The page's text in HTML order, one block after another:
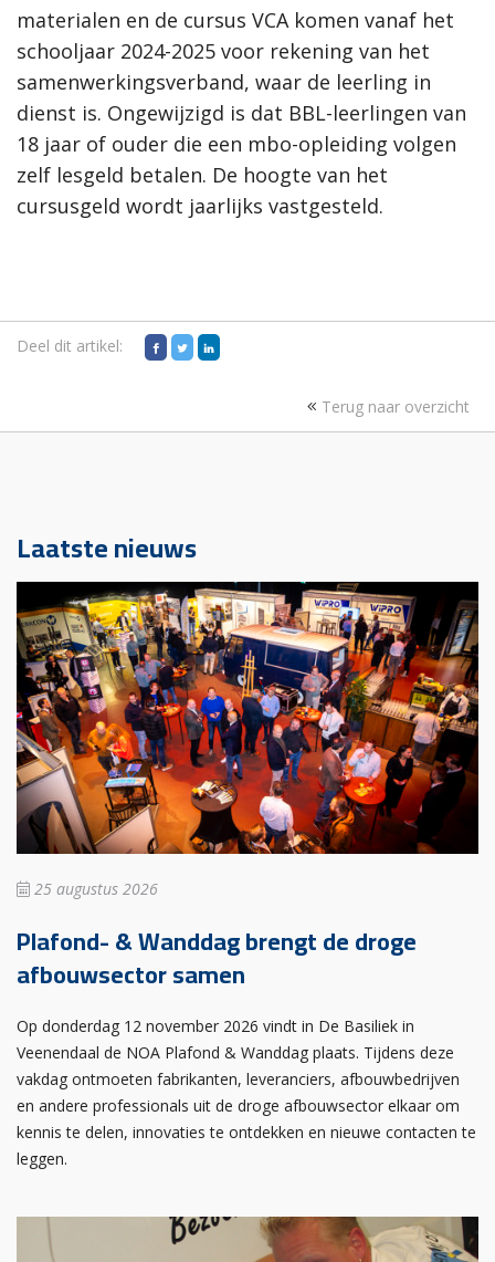
materialen en de cursus VCA komen vanaf het
schooljaar 2024-2025 voor rekening van het
samenwerkingsverband, waar de leerling in
dienst is. Ongewijzigd is dat BBL-leerlingen van
18 jaar of ouder die een mbo-opleiding volgen
zelf lesgeld betalen. De hoogte van het
cursusgeld wordt jaarlijks vastgesteld.
Deel dit artikel:
Terug naar overzicht
Laatste nieuws
25 augustus 2026
Plafond- & Wanddag brengt de droge
afbouwsector samen
Op donderdag 12 november 2026 vindt in De Basiliek in
Veenendaal de NOA Plafond & Wanddag plaats. Tijdens deze
vakdag ontmoeten fabrikanten, leveranciers, afbouwbedrijven
en andere professionals uit de droge afbouwsector elkaar om
kennis te delen, innovaties te ontdekken en nieuwe contacten te
leggen.